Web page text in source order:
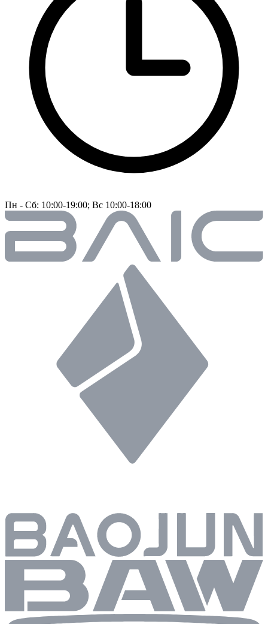
Пн - Сб: 10:00-19:00; Вс 10:00-18:00